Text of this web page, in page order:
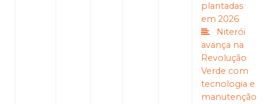
plantadas
em 2026
Niterói
avança na
Revolução
Verde com
tecnologia e
manutenção